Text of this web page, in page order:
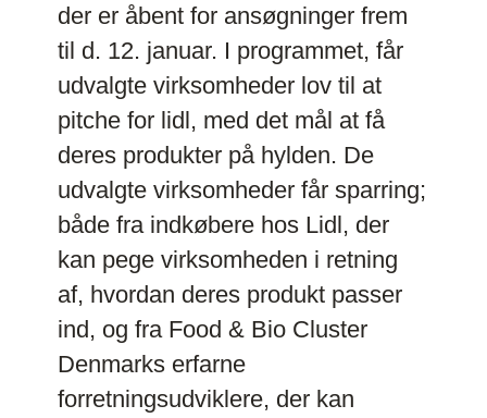
der er åbent for ansøgninger frem
til d. 12. januar. I programmet, får
udvalgte virksomheder lov til at
pitche for lidl, med det mål at få
deres produkter på hylden. De
udvalgte virksomheder får sparring;
både fra indkøbere hos Lidl, der
kan pege virksomheden i retning
af, hvordan deres produkt passer
ind, og fra Food & Bio Cluster
Denmarks erfarne
forretningsudviklere, der kan